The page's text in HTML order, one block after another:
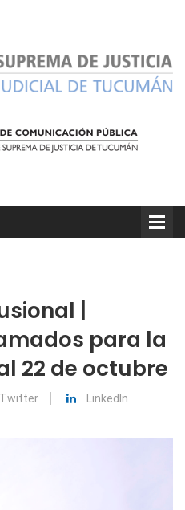
|
para la
22 de octubre
Twitter LinkedIn